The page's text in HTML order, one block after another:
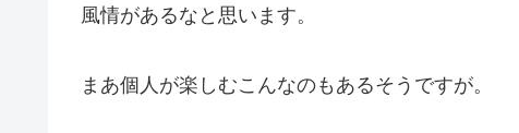
風情があるなと思います。
まあ個人が楽しむこんなのもあるそうですが。